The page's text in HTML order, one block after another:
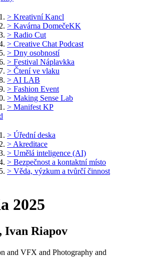
> Kreativní Kancl
> Kavárna DomečeKK
> Radio Cut
> Creative Chat Podcast
> Dny osobností
> Festival Náplavkka
> Čtení ve vlaku
> AI LAB
> Fashion Event
> Making Sense Lab
> Manifest KP
> Úřední deska
> Akreditace
> Umělá inteligence (AI)
> Bezpečnost a kontaktní místo
> Věda, výzkum a tvůrčí činnost
2025
Ivan Riapov
and VFX and Photography and